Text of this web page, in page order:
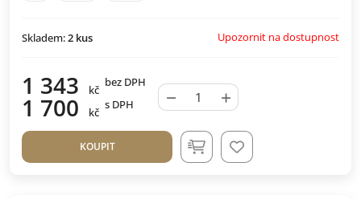
Skladem:2 kus Upozornit na dostupnost
1 343 kč
bez DPH
1 700 kč
s DPH − +
KOUPIT